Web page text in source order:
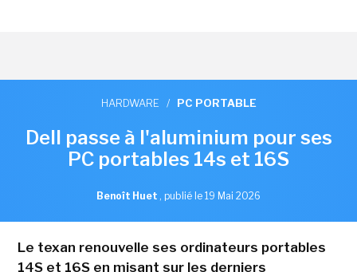
HARDWARE / PC PORTABLE
Dell passe à l'aluminium pour ses
PC portables 14s et 16S
Benoît Huet , publié le 19 Mai 2026
Le texan renouvelle ses ordinateurs portables
14S et 16S en misant sur les derniers